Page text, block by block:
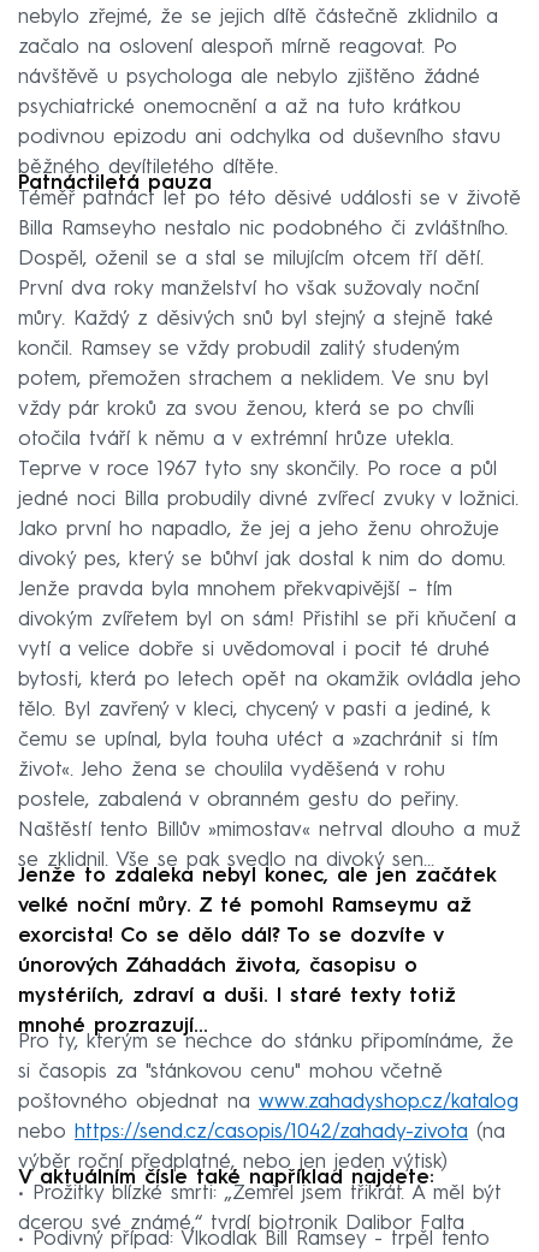
nebylo zřejmé, že se jejich dítě částečně zklidnilo a
začalo na oslovení alespoň mírně reagovat. Po
návštěvě u psychologa ale nebylo zjištěno žádné
psychiatrické onemocnění a až na tuto krátkou
podivnou epizodu ani odchylka od duševního stavu
běžného devítiletého dítěte.
Patnáctiletá pauza
Téměř patnáct let po této děsivé události se v životě
Billa Ramseyho nestalo nic podobného či zvláštního.
Dospěl, oženil se a stal se milujícím otcem tří dětí.
První dva roky manželství ho však sužovaly noční
můry. Každý z děsivých snů byl stejný a stejně také
končil. Ramsey se vždy probudil zalitý studeným
potem, přemožen strachem a neklidem. Ve snu byl
vždy pár kroků za svou ženou, která se po chvíli
otočila tváří k němu a v extrémní hrůze utekla.
Teprve v roce 1967 tyto sny skončily. Po roce a půl
jedné noci Billa probudily divné zvířecí zvuky v ložnici.
Jako první ho napadlo, že jej a jeho ženu ohrožuje
divoký pes, který se bůhví jak dostal k nim do domu.
Jenže pravda byla mnohem překvapivější – tím
divokým zvířetem byl on sám! Přistihl se při kňučení a
vytí a velice dobře si uvědomoval i pocit té druhé
bytosti, která po letech opět na okamžik ovládla jeho
tělo. Byl zavřený v kleci, chycený v pasti a jediné, k
čemu se upínal, byla touha utéct a »zachránit si tím
život«. Jeho žena se choulila vyděšená v rohu
postele, zabalená v obranném gestu do peřiny.
Naštěstí tento Billův »mimostav« netrval dlouho a muž
se zklidnil. Vše se pak svedlo na divoký sen…
Jenže to zdaleka nebyl konec, ale jen začátek
velké noční můry. Z té pomohl Ramseymu až
exorcista! Co se dělo dál? To se dozvíte v
únorových Záhadách života, časopisu o
mystériích, zdraví a duši. I staré texty totiž
mnohé prozrazují...
Pro ty, kterým se nechce do stánku připomínáme, že
si časopis za "stánkovou cenu" mohou včetně
poštovného objednat na www.zahadyshop.cz/katalog
nebo https://send.cz/casopis/1042/zahady-zivota (na
výběr roční předplatné, nebo jen jeden výtisk)
V aktuálním čísle také například najdete:
• Prožitky blízké smrti: „Zemřel jsem třikrát. A měl být
dcerou své známé,“ tvrdí biotronik Dalibor Falta
• Podivný případ: Vlkodlak Bill Ramsey - trpěl tento